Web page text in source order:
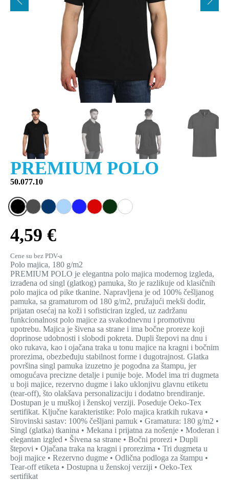
PREMIUM POLO
50.077.10
4,59 €
Cene su bez PDV-a
Polo majica, 180 g/m2
PREMIUM POLO je elegantna polo majica modernog izgleda,
izrađena od singl (glatkog) pamuka, što je razlikuje od klasičnih
polo majica od pike tkanine. Napravljena je od 100% češljanog
pamuka, sa gramaturom od 180 g/m2, pružajući mekši dodir,
prijatan osećaj na koži i sofisticiran izgled, uz zadržanu
funkcionalnost polo majice za svakodnevnu i promotivnu
upotrebu. Majica je šivena sa strane i ima bočne proreze koji
doprinose udobnosti i slobodi pokreta. Dupli štepovi na dnu i
oko rukava, kao i ojačana traka u tonu majice na kragni i bočnim
prorezima, obezbeđuju stabilnost forme i dugotrajnost. Glatka
površina singl pamuka izuzetno je pogodna za štampu, jer
omogućava precizne detalje i punije boje. Model ima tri dugmeta
u boji majice, rezervno dugme i lako uklonjivu glavnu etiketu
(tear-off), što olakšava personalizaciju i dodatno brendiranje.
Dostupan je u muškoj i ženskoj verziji. Poseduje Oeko-Tex
sertifikat. Ključne karakteristike: Polo majica kratkih rukava •
Sirovinski sastav: 100% češljani pamuk • Gramatura: 180 g/m2 •
Singl (glatka) tkanina • Mekana i prijatna za nošenje • Moderan i
elegantan izgled • Šivena sa strane • Bočni prorezi • Dupli
štepovi • Ojačana traka na kragni i prorezima • Tri dugmeta u
boji majice • Rezervno dugme • Odlična podloga za štampu •
Tear-off etiketa • Dostupna u ženskoj verziji • Oeko-Tex
sertifikat